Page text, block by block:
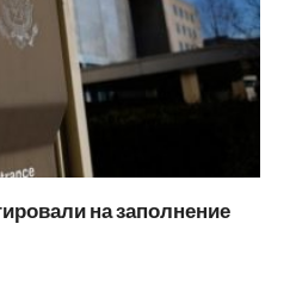
на заполнение